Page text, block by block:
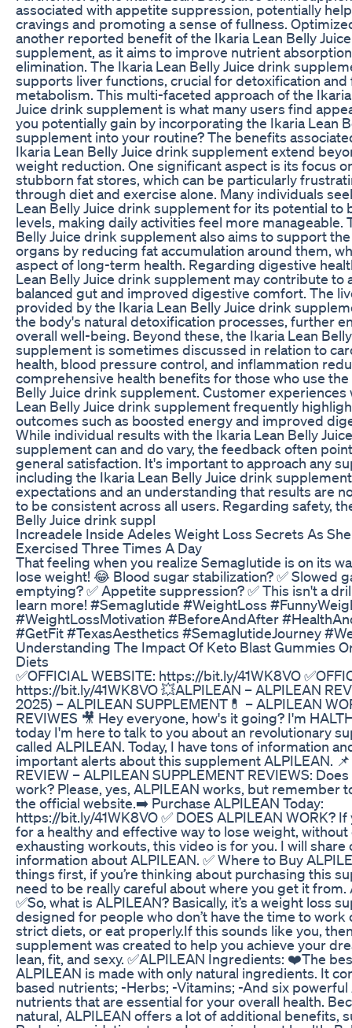
associated with appetite suppression, potentially
cravings and promoting a sense of fullness.
another reported benefit of the Ikaria Lean Belly
supplement, as it aims to improve nutrient
elimination. The Ikaria Lean Belly Juice drink
supports liver functions, crucial for detoxification and
metabolism. This multi-faceted approach of the
Juice drink supplement is what many users find
you potentially gain by incorporating the Ikaria Lean
supplement into your routine? The benefits
Ikaria Lean Belly Juice drink supplement extend
weight reduction. One significant aspect is its focus
stubborn fat stores, which can be particularly
through diet and exercise alone. Many individuals
Lean Belly Juice drink supplement for its potential to
levels, making daily activities feel more manageable.
Belly Juice drink supplement also aims to support
organs by reducing fat accumulation around them,
aspect of long-term health. Regarding digestive
Lean Belly Juice drink supplement may contribute to
balanced gut and improved digestive comfort. The
provided by the Ikaria Lean Belly Juice drink
the body's natural detoxification processes, further
overall well-being. Beyond these, the Ikaria Lean
supplement is sometimes discussed in relation to
health, blood pressure control, and inflammation
comprehensive health benefits for those who use the
Belly Juice drink supplement. Customer experiences
Lean Belly Juice drink supplement frequently
outcomes such as boosted energy and improved
While individual results with the Ikaria Lean Belly
supplement can and do vary, the feedback often
general satisfaction. It's important to approach any
including the Ikaria Lean Belly Juice drink
expectations and an understanding that results are
to be consistent across all users. Regarding safety,
Belly Juice drink suppl
Increadele Inside Adeles Weight Loss Secrets As
Exercised Three Times A Day
That feeling when you realize Semaglutide is on its
lose weight! 😂 Blood sugar stabilization? ✅ Slowed
emptying? ✅ Appetite suppression? ✅ This isn't a
learn more! #Semaglutide #WeightLoss
#WeightLossMotivation #BeforeAndAfter
#GetFit #TexasAesthetics #SemaglutideJourney
Understanding The Impact Of Keto Blast Gummies
Diets
✅OFFICIAL WEBSITE: https://bit.ly/41WK8VO
https://bit.ly/41WK8VO 💥ALPILEAN – ALPILEAN
2025) – ALPILEAN SUPPLEMENT💊 – ALPILEAN
REVIWES 🎥 Hey everyone, how's it going? I'm
today I'm here to talk to you about an revolutionary
called ALPILEAN. Today, I have tons of information
important alerts about this supplement ALPILEAN.
REVIEW – ALPILEAN SUPPLEMENT REVIEWS:
work? Please, yes, ALPILEAN works, but remember
the official website.➡️ Purchase ALPILEAN Today:
https://bit.ly/41WK8VO ✅ DOES ALPILEAN WORK?
for a healthy and effective way to lose weight,
exhausting workouts, this video is for you. I will share
information about ALPILEAN. ✅ Where to Buy
things first, if you’re thinking about purchasing this
need to be really careful about where you get it from.
✅So, what is ALPILEAN? Basically, it’s a weight loss
designed for people who don’t have the time to work
strict diets, or eat properly.If this sounds like you,
supplement was created to help you achieve your
lean, fit, and sexy. ✅ALPILEAN Ingredients: ❤️The
ALPILEAN is made with only natural ingredients. It
based nutrients; -Herbs; -Vitamins; -And six powerful
nutrients that are essential for your overall health.
natural, ALPILEAN offers a lot of additional benefits,